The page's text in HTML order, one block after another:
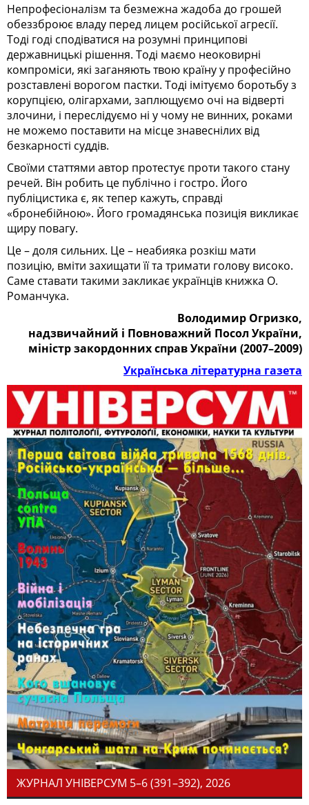
Непрофесіоналізм та безмежна жадоба до грошей
обеззброює владу перед лицем російської агресії.
Тоді годі сподіватися на розумні принципові
державницькі рішення. Тоді маємо неоковирні
компроміси, які заганяють твою країну у професійно
розставлені ворогом пастки. Тоді імітуємо боротьбу з
корупцією, олігархами, заплющуємо очі на відверті
злочини, і переслідуємо ні у чому не винних, роками
не можемо поставити на місце знавеснілих від
безкарності суддів.
Своїми статтями автор протестує проти такого стану
речей. Він робить це публічно і гостро. Його
публіцистика є, як тепер кажуть, справді
«бронебійною». Його громадянська позиція викликає
щиру повагу.
Це – доля сильних. Це – неабияка розкіш мати
позицію, вміти захищати її та тримати голову високо.
Саме ставати такими закликає українців книжка О.
Романчука.
Володимир Огризко,
надзвичайний і Повноважний Посол України,
міністр закордонних справ України (2007–2009)
Українська літературна газета
ЖУРНАЛ УНІВЕРСУМ 5–6 (391–392), 2026